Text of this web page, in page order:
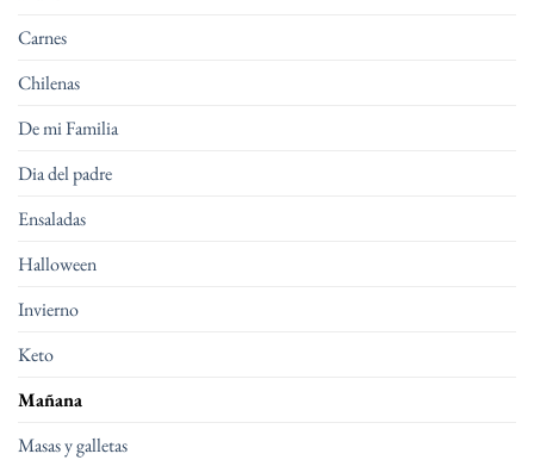
Carnes
Chilenas
De mi Familia
Dia del padre
Ensaladas
Halloween
Invierno
Keto
Mañana
Masas y galletas